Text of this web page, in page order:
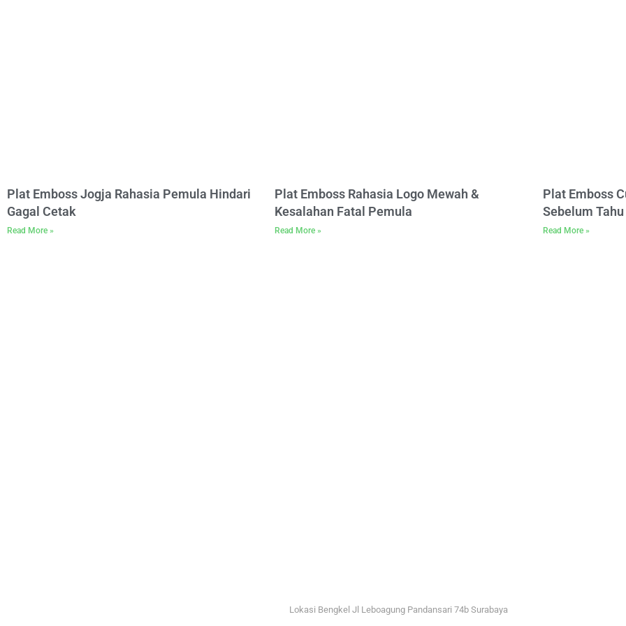
Plat Emboss Jogja Rahasia Pemula Hindari
Gagal Cetak
Read More »
Plat Emboss Rahasia Logo Mewah &
Kesalahan Fatal Pemula
Read More »
Plat Emboss
Sebelum
Read More »
Lokasi Bengkel Jl Leboagung Pandansari 74b Surabaya